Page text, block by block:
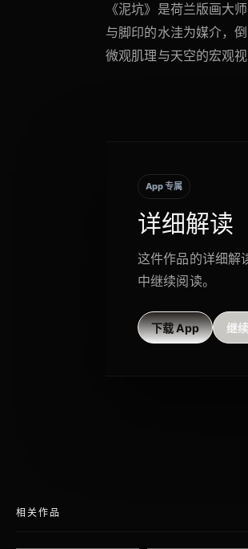
《泥坑》是荷兰版画大
与脚印的水洼为媒介，
微观肌理与天空的宏观
App 专属
详细解读
这件作品的详细解
中继续阅读。
下载 App 继
相关作品